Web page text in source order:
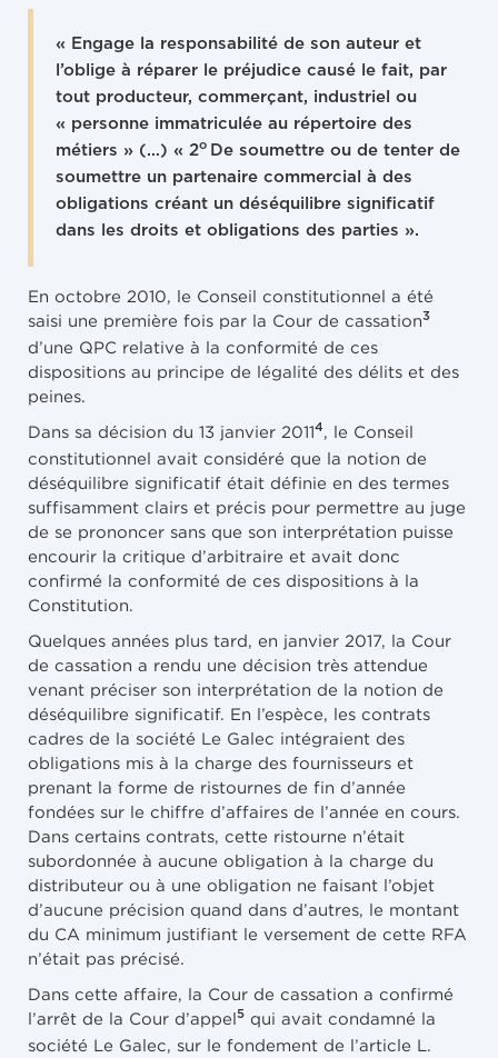
« Engage la responsabilité de son auteur et
l’oblige à réparer le préjudice causé le fait, par
tout producteur, commerçant, industriel ou
« personne immatriculée au répertoire des
métiers » (…) « 2o De soumettre ou de tenter de
soumettre un partenaire commercial à des
obligations créant un déséquilibre significatif
dans les droits et obligations des parties ».
En octobre 2010, le Conseil constitutionnel a été
saisi une première fois par la Cour de cassation3
d’une QPC relative à la conformité de ces
dispositions au principe de légalité des délits et des
peines.
Dans sa décision du 13 janvier 20114
, le Conseil
constitutionnel avait considéré que la notion de
déséquilibre significatif était définie en des termes
suffisamment clairs et précis pour permettre au juge
de se prononcer sans que son interprétation puisse
encourir la critique d’arbitraire et avait donc
confirmé la conformité de ces dispositions à la
Constitution.
Quelques années plus tard, en janvier 2017, la Cour
de cassation a rendu une décision très attendue
venant préciser son interprétation de la notion de
déséquilibre significatif. En l’espèce, les contrats
cadres de la société Le Galec intégraient des
obligations mis à la charge des fournisseurs et
prenant la forme de ristournes de fin d’année
fondées sur le chiffre d’affaires de l’année en cours.
Dans certains contrats, cette ristourne n’était
subordonnée à aucune obligation à la charge du
distributeur ou à une obligation ne faisant l’objet
d’aucune précision quand dans d’autres, le montant
du CA minimum justifiant le versement de cette RFA
n’était pas précisé.
Dans cette affaire, la Cour de cassation a confirmé
l’arrêt de la Cour d’appel5 qui avait condamné la
société Le Galec, sur le fondement de l’article L.